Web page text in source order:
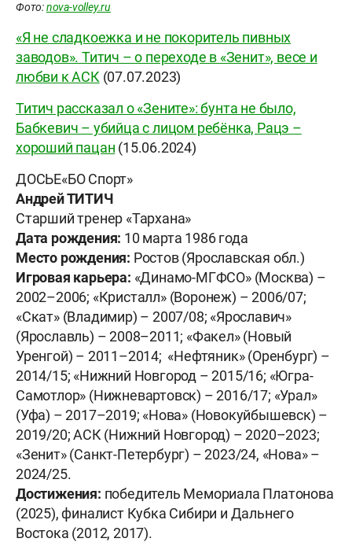
Фото:nova-volley.ru
«Я не сладкоежка и не покоритель пивных
заводов». Титич – о переходе в «Зенит», весе и
любви к АСК(07.07.2023)
Титич рассказал о «Зените»: бунта не было,
Бабкевич – убийца с лицом ребёнка, Рацэ –
хороший пацан (15.06.2024)
ДОСЬЕ«БО Спорт»
Андрей ТИТИЧ
Старший тренер «Тархана»
Дата рождения: 10 марта 1986 года
Место рождения: Ростов (Ярославская обл.)
Игровая карьера: «Динамо-МГФСО» (Москва) –
2002–2006; «Кристалл» (Воронеж) – 2006/07;
«Скат» (Владимир) – 2007/08; «Ярославич»
(Ярославль) – 2008–2011; «Факел» (Новый
Уренгой) – 2011–2014; «Нефтяник» (Оренбург) –
2014/15; «Нижний Новгород – 2015/16; «Югра-
Самотлор» (Нижневартовск) – 2016/17; «Урал»
(Уфа) – 2017–2019; «Нова» (Новокуйбышевск) –
2019/20; АСК (Нижний Новгород) – 2020–2023;
«Зенит» (Санкт-Петербург) – 2023/24, «Нова» –
2024/25.
Достижения: победитель Мемориала Платонова
(2025), финалист Кубка Сибири и Дальнего
Востока (2012, 2017).